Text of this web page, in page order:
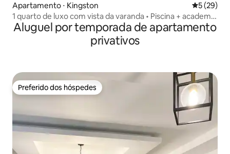
Apartamento ⋅ Kingston 5 de uma
5 (29)
1 quarto de luxo com vista da varanda • Piscina + academia
+ segurança
Aluguel por temporada de apartamento
privativos
Preferido dos hóspedes
Preferido dos hóspedes